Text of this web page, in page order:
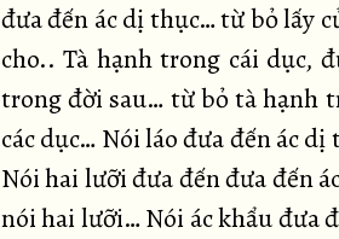
đưa đến ác dị thục… từ bỏ lấy
cho.. Tà hạnh trong cái dục,
trong đời sau… từ bỏ tà hạnh
các dục… Nói láo đưa đến ác
Nói hai lưỡi đưa đến đưa đến
nói hai lưỡi… Nói ác khẩu đưa